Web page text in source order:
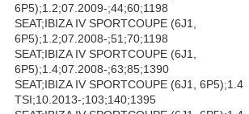
6P5);1.2;07.2009-;44;60;1198
SEAT;IBIZA IV SPORTCOUPE (6J1,
6P5);1.2;07.2008-;51;70;1198
SEAT;IBIZA IV SPORTCOUPE (6J1,
6P5);1.4;07.2008-;63;85;1390
SEAT;IBIZA IV SPORTCOUPE (6J1, 6P5);1.4
TSI;10.2013-;103;140;1395